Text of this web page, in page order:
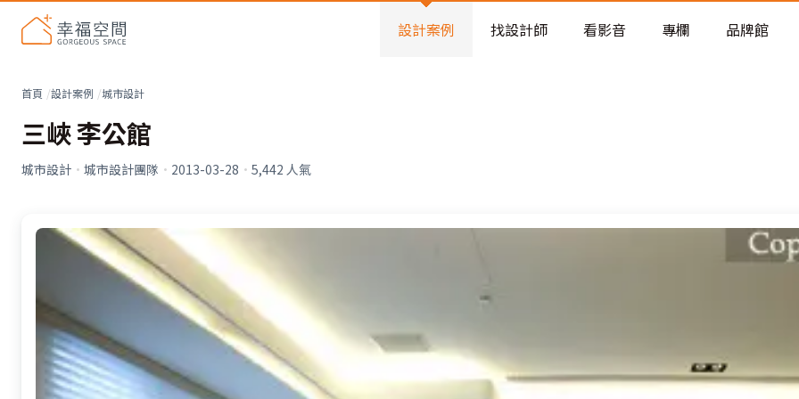
老屋預算分配與高 CP 值煥新術
設計案例 找設計師 看影音 專欄 品牌館
首頁 設計案例 城市設計
三峽 李公館
城市設計 · 城市設計團隊 · 2013-03-28 · 5,442 人氣